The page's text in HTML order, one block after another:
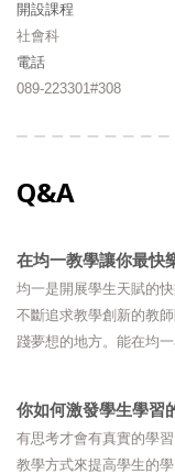
開設課程
社會科
電話
089-223301#308
Q&A
在均一教學讓你最快
均一是開展學生天賦的
不斷追求教學創新的教
踐夢想的地方。能在均
你如何激發學生學習
有思考才會有真實的學
教學方式來提高學生的